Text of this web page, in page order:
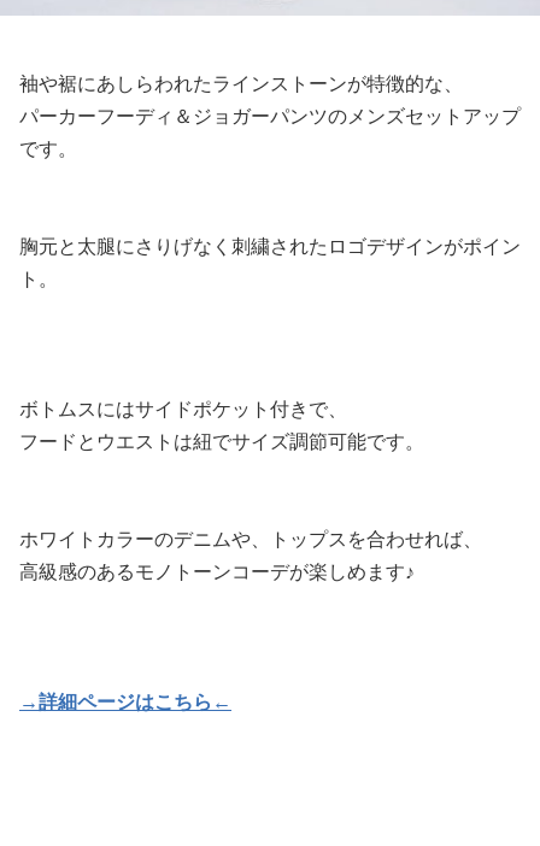
袖や裾にあしらわれたラインストーンが特徴的な、
パーカーフーディ＆ジョガーパンツのメンズセットアップ
です。
胸元と太腿にさりげなく刺繍されたロゴデザインがポイン
ト。
ボトムスにはサイドポケット付きで、
フードとウエストは紐でサイズ調節可能です。
ホワイトカラーのデニムや、トップスを合わせれば、
高級感のあるモノトーンコーデが楽しめます♪
→詳細ページはこちら←